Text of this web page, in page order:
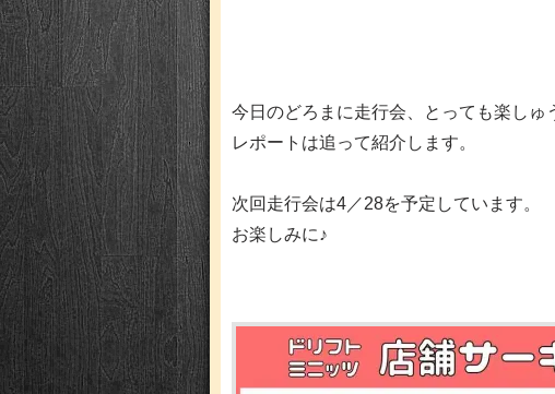
今日のどろまに走行会、とっても楽しゅ
レポートは追って紹介します。
次回走行会は4／28を予定しています。
お楽しみに♪